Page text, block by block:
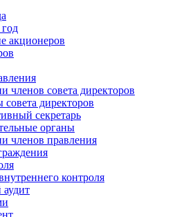
акционеров
членов совета директоров
директоров
секретарь
органы
членов правления
контроля